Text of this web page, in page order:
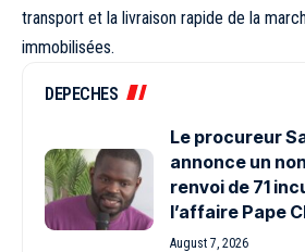
transport et la livraison rapide de la
immobilisées.
DEPECHES
Le procureur
annonce un
renvoi de 71
l’affaire Pape
August 7, 2026